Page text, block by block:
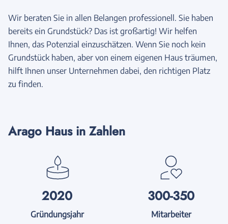
Wir beraten Sie in allen Belangen professionell. Sie haben
bereits ein Grundstück? Das ist großartig! Wir helfen
Ihnen, das Potenzial einzuschätzen. Wenn Sie noch kein
Grundstück haben, aber von einem eigenen Haus träumen,
hilft Ihnen unser Unternehmen dabei, den richtigen Platz
zu finden.
Arago Haus in Zahlen
2020
Gründungsjahr
300-350
Mitarbeiter